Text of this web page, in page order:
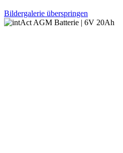
Bildergalerie überspringen